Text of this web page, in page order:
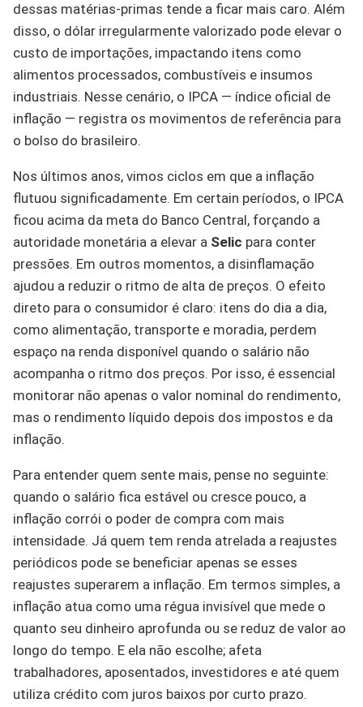
dessas matérias-primas tende a ficar mais caro. Além
disso, o dólar irregularmente valorizado pode elevar o
custo de importações, impactando itens como
alimentos processados, combustíveis e insumos
industriais. Nesse cenário, o IPCA — índice oficial de
inflação — registra os movimentos de referência para
o bolso do brasileiro.
Nos últimos anos, vimos ciclos em que a inflação
flutuou significadamente. Em certain períodos, o IPCA
ficou acima da meta do Banco Central, forçando a
autoridade monetária a elevar a Selic para conter
pressões. Em outros momentos, a disinflamação
ajudou a reduzir o ritmo de alta de preços. O efeito
direto para o consumidor é claro: itens do dia a dia,
como alimentação, transporte e moradia, perdem
espaço na renda disponível quando o salário não
acompanha o ritmo dos preços. Por isso, é essencial
monitorar não apenas o valor nominal do rendimento,
mas o rendimento líquido depois dos impostos e da
inflação.
Para entender quem sente mais, pense no seguinte:
quando o salário fica estável ou cresce pouco, a
inflação corrói o poder de compra com mais
intensidade. Já quem tem renda atrelada a reajustes
periódicos pode se beneficiar apenas se esses
reajustes superarem a inflação. Em termos simples, a
inflação atua como uma régua invisível que mede o
quanto seu dinheiro aprofunda ou se reduz de valor ao
longo do tempo. E ela não escolhe; afeta
trabalhadores, aposentados, investidores e até quem
utiliza crédito com juros baixos por curto prazo.